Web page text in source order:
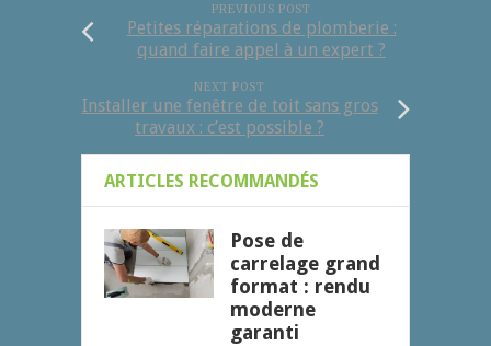
PREVIOUS POST
Petites réparations de plomberie :
quand faire appel à un expert ?
NEXT POST
Installer une fenêtre de toit sans gros
travaux : c’est possible ?
ARTICLES RECOMMANDÉS
Pose de
carrelage grand
format : rendu
moderne
garanti